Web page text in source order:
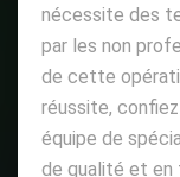
nécessite des
par les non
de cette
réussite,
équipe de
de qualité et